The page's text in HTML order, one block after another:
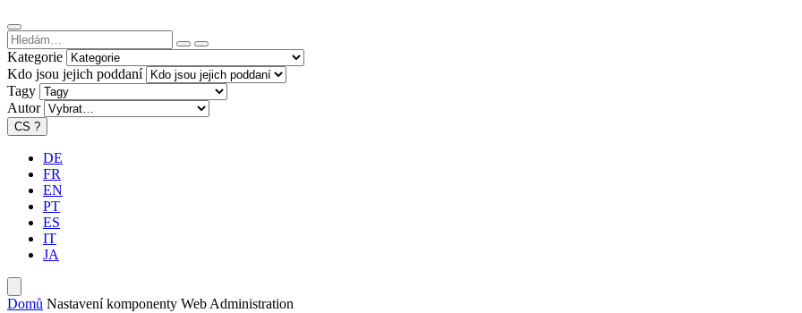
Kategorie
Kdo jsou jejich poddaní
Tagy
Autor
CS ?
DE
FR
EN
PT
ES
IT
JA
Domů Nastavení komponenty Web Administration